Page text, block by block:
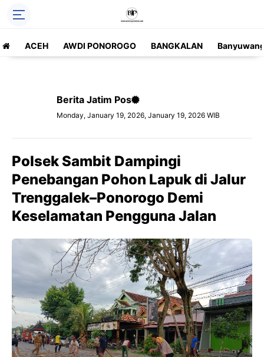
ACEH AWDI PONOROGO BANGKALAN
Berita Jatim Pos
Monday, January 19, 2026, January 19, 2026 WIB
Polsek Sambit Dampingi
Penebangan Pohon Lapuk di Jalur
Trenggalek–Ponorogo Demi
Keselamatan Pengguna Jalan